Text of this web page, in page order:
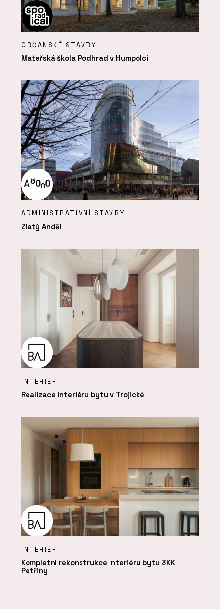
OBČANSKÉ STAVBY
Mateřská škola Podhrad v Humpolci
ADMINISTRATIVNÍ STAVBY
Zlatý Anděl
INTERIÉR
Realizace interiéru bytu v Trojické
INTERIÉR
Kompletní rekonstrukce interiéru bytu 3KK
Petřiny